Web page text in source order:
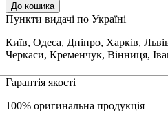
До кошика
Пункти видачі по Україні
Київ, Одеса, Дніпро, Харків,
Черкаси, Кременчук, Вінниця,
Гарантія якості
100% оригинальна продукція